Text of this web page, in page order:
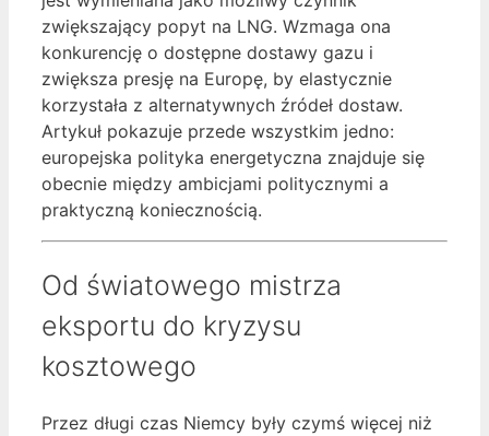
zwiększający popyt na LNG. Wzmaga ona
konkurencję o dostępne dostawy gazu i
zwiększa presję na Europę, by elastycznie
korzystała z alternatywnych źródeł dostaw.
Artykuł pokazuje przede wszystkim jedno:
europejska polityka energetyczna znajduje się
obecnie między ambicjami politycznymi a
praktyczną koniecznością.
Od światowego mistrza
eksportu do kryzysu
kosztowego
Przez długi czas Niemcy były czymś więcej niż